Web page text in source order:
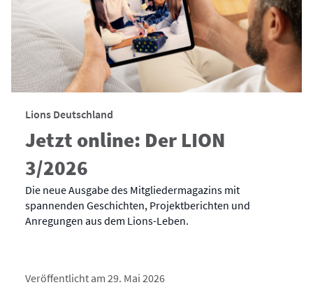
Lions Deutschland
Jetzt online: Der LION
3/2026
Die neue Ausgabe des Mitgliedermagazins mit
spannenden Geschichten, Projektberichten und
Anregungen aus dem Lions-Leben.
Veröffentlicht am 29. Mai 2026